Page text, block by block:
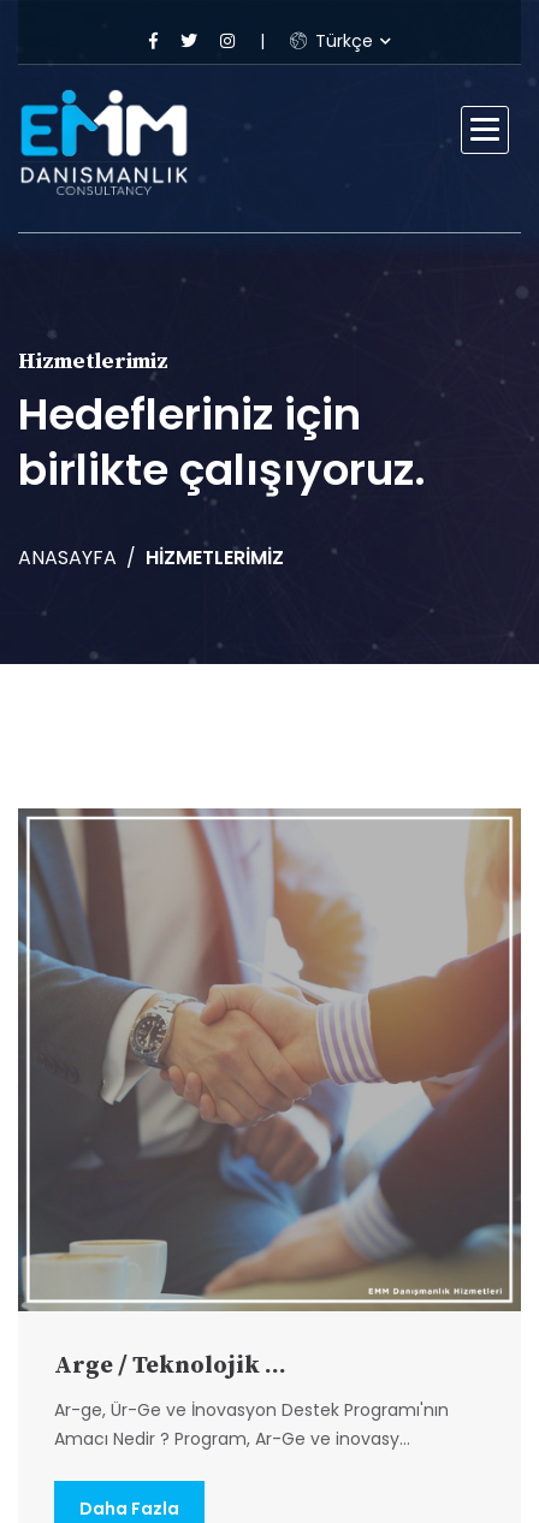
Türkçe
Hizmetlerimiz
Hedefleriniz için
birlikte çalışıyoruz.
ANASAYFA HİZMETLERİMİZ
Arge / Teknolojik ...
Ar-ge, Ür-Ge ve İnovasyon Destek Programı'nın
Amacı Nedir ? Program, Ar-Ge ve inovasy...
Daha Fazla